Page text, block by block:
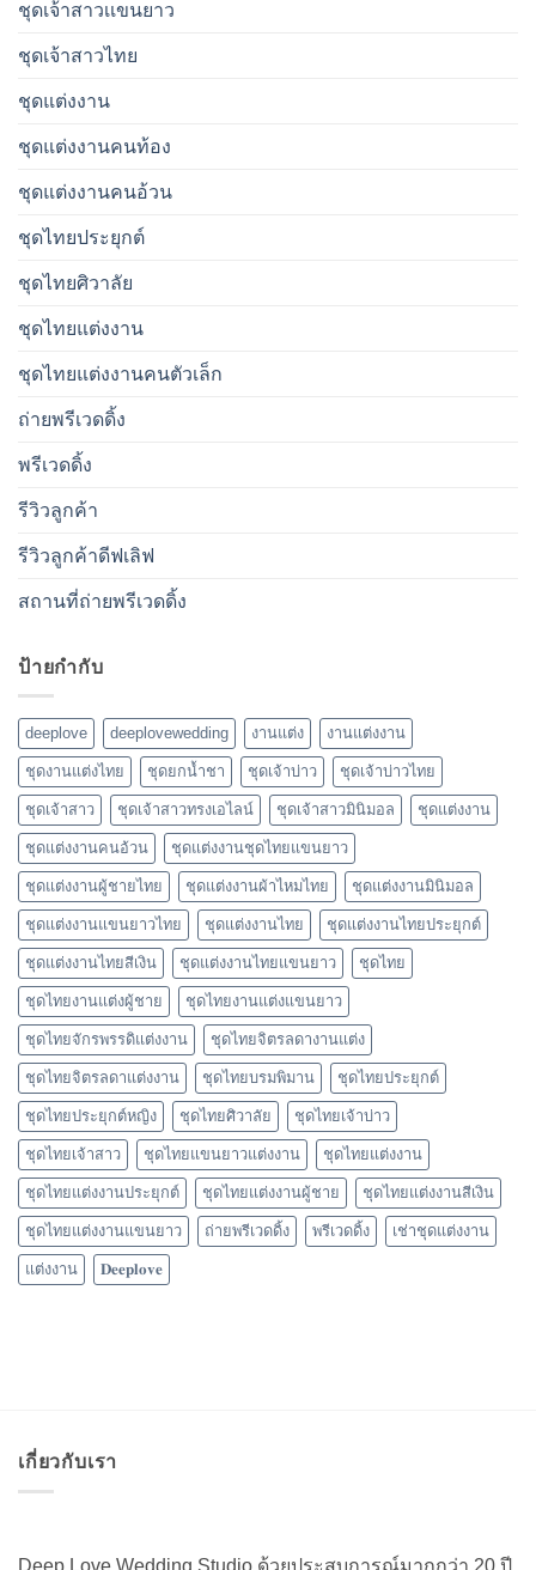
ชุดเจ้าสาวเเขนยาว
ชุดเจ้าสาวไทย
ชุดแต่งงาน
ชุดแต่งงานคนท้อง
ชุดแต่งงานคนอ้วน
ชุดไทยประยุกต์
ชุดไทยศิวาลัย
ชุดไทยแต่งงาน
ชุดไทยแต่งงานคนตัวเล็ก
ถ่ายพรีเวดดิ้ง
พรีเวดดิ้ง
รีวิวลูกค้า
รีวิวลูกค้าดีฟเลิฟ
สถานที่ถ่ายพรีเวดดิ้ง
ป้ายกำกับ
deeplove deeplovewedding งานแต่ง งานแต่งงาน
ชุดงานแต่งไทย ชุดยกน้ำชา ชุดเจ้าบ่าว ชุดเจ้าบ่าวไทย
ชุดเจ้าสาว ชุดเจ้าสาวทรงเอไลน์ ชุดเจ้าสาวมินิมอล ชุดแต่งงาน
ชุดแต่งงานคนอ้วน ชุดแต่งงานชุดไทยแขนยาว
ชุดแต่งงานผู้ชายไทย ชุดแต่งงานผ้าไหมไทย ชุดแต่งงานมินิมอล
ชุดแต่งงานแขนยาวไทย ชุดแต่งงานไทย ชุดแต่งงานไทยประยุกต์
ชุดแต่งงานไทยสีเงิน ชุดแต่งงานไทยแขนยาว ชุดไทย
ชุดไทยงานแต่งผู้ชาย ชุดไทยงานแต่งแขนยาว
ชุดไทยจักรพรรดิแต่งงาน ชุดไทยจิตรลดางานแต่ง
ชุดไทยจิตรลดาแต่งงาน ชุดไทยบรมพิมาน ชุดไทยประยุกต์
ชุดไทยประยุกต์หญิง ชุดไทยศิวาลัย ชุดไทยเจ้าบ่าว
ชุดไทยเจ้าสาว ชุดไทยแขนยาวแต่งงาน ชุดไทยแต่งงาน
ชุดไทยแต่งงานประยุกต์ ชุดไทยแต่งงานผู้ชาย ชุดไทยแต่งงานสีเงิน
ชุดไทยแต่งงานแขนยาว ถ่ายพรีเวดดิ้ง พรีเวดดิ้ง เช่าชุดแต่งงาน
แต่งงาน 𝐃𝐞𝐞𝐩𝐥𝐨𝐯𝐞
เกี่ยวกับเรา
Deep Love Wedding Studio ด้วยประสบการณ์มากกว่า 20 ปี